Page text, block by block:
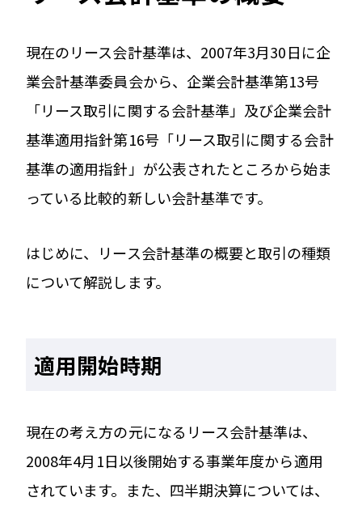
現在のリース会計基準は、2007年3月30日に企
業会計基準委員会から、企業会計基準第13号
「リース取引に関する会計基準」及び企業会計
基準適用指針第16号「リース取引に関する会計
基準の適用指針」が公表されたところから始ま
っている比較的新しい会計基準です。
はじめに、リース会計基準の概要と取引の種類
について解説します。
適用開始時期
現在の考え方の元になるリース会計基準は、
2008年4月1日以後開始する事業年度から適用
されています。また、四半期決算については、